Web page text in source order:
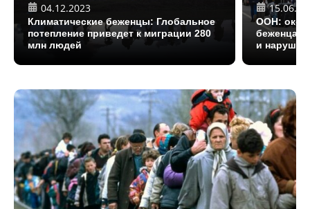
04.12.2023
Климатические беженцы: Глобальное
потепление приведет к миграции 280
млн людей
ООН:
и